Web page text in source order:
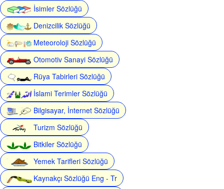
İsimler Sözlüğü
Denizcilik Sözlüğü
Meteoroloji Sözlüğü
Otomotiv Sanayi Sözlüğü
Rüya Tabirleri Sözlüğü
İslami Terimler Sözlüğü
Bilgisayar, İnternet Sözlüğü
Turizm Sözlüğü
Bitkiler Sözlüğü
Yemek Tarifleri Sözlüğü
Kaynakçı Sözlüğü Eng - Tr